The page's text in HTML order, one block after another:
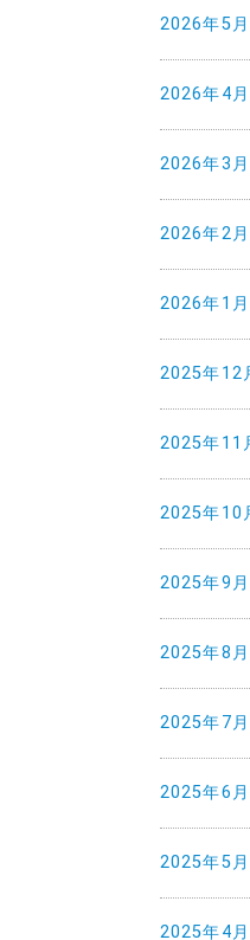
2026年5月
2026年4月
2026年3月
2026年2月
2026年1月
2025年12
2025年11
2025年10
2025年9月
2025年8月
2025年7月
2025年6月
2025年5月
2025年4月